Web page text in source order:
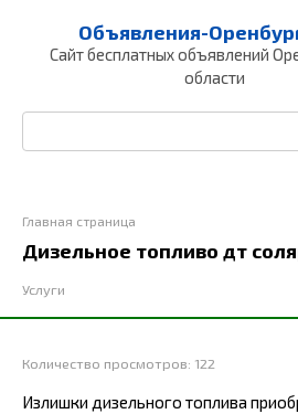
контенту
Объявления-
Сайт бесплатных объявлений
области
Главная страница
Дизельное топливо дт
Услуги
Количество просмотров: 122
Излишки дизельного топлива